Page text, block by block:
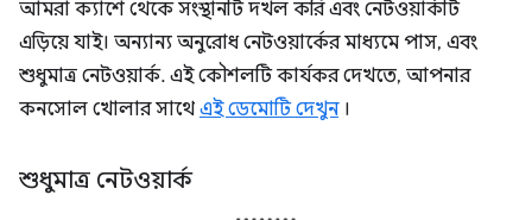
আমরা ক্যাশে থেকে সংস্থানটি দখল করি এবং নেটওয়ার্কটি
এড়িয়ে যাই। অন্যান্য অনুরোধ নেটওয়ার্কের মাধ্যমে পাস, এবং
শুধুমাত্র নেটওয়ার্ক. এই কৌশলটি কার্যকর দেখতে, আপনার
কনসোল খোলার সাথে এই ডেমোটি দেখুন।
শুধুমাত্র নেটওয়ার্ক